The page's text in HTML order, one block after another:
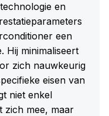
en
een
Hij minimaliseert
zich nauwkeurig
eisen van
niet enkel
zich mee, maar